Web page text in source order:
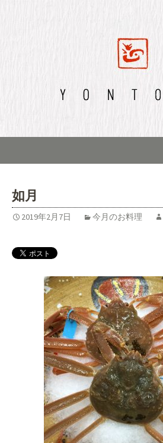
四鳥のブログ
如月
2019年2月7日 今月のお料理